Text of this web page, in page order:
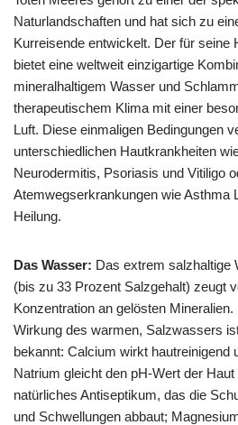
Naturlandschaften und hat sich zu
Kurreisende entwickelt. Der für seine
bietet eine weltweit einzigartige
mineralhaltigem Wasser und
therapeutischem Klima mit einer
Luft. Diese einmaligen Bedingungen
unterschiedlichen Hautkrankheiten
Neurodermitis, Psoriasis und Vitiligo
Atemwegserkrankungen wie Asthma
Heilung.
Das Wasser: Das extrem salzhaltige
(bis zu 33 Prozent Salzgehalt) zeugt
Konzentration an gelösten
Wirkung des warmen, Salzwassers
bekannt: Calcium wirkt hautreinigend
Natrium gleicht den pH-Wert der
natürliches Antiseptikum, das die
und Schwellungen abbaut;